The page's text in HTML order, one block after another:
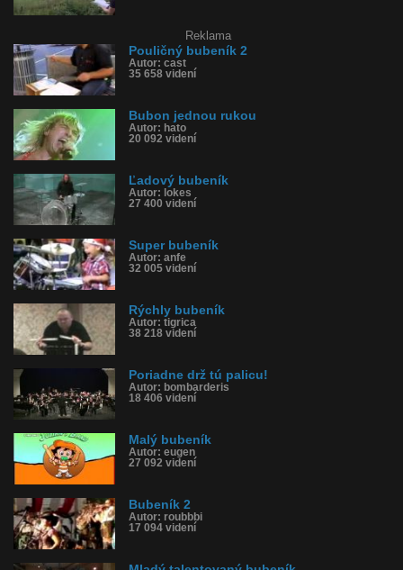
Reklama
Pouličný bubeník 2
Autor: cast
35 658 videní
Bubon jednou rukou
Autor: hato
20 092 videní
Ľadový bubeník
Autor: lokes
27 400 videní
Super bubeník
Autor: anfe
32 005 videní
Rýchly bubeník
Autor: tigrica
38 218 videní
Poriadne drž tú palicu!
Autor: bombarderis
18 406 videní
Malý bubeník
Autor: eugen
27 092 videní
Bubeník 2
Autor: roubbbi
17 094 videní